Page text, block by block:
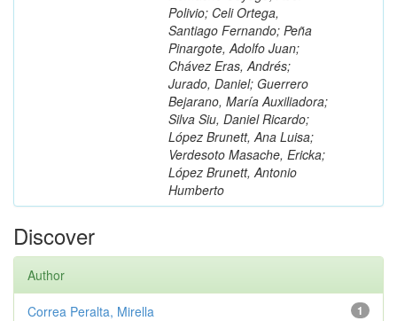
Polivio; Celi Ortega,
Santiago Fernando; Peña
Pinargote, Adolfo Juan;
Chávez Eras, Andrés;
Jurado, Daniel; Guerrero
Bejarano, María Auxiliadora;
Silva Siu, Daniel Ricardo;
López Brunett, Ana Luisa;
Verdesoto Masache, Ericka;
López Brunett, Antonio
Humberto
Discover
Author
1
Correa Peralta, Mirella